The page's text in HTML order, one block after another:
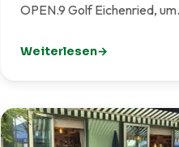
OPEN.9 Golf Eichenried,
Weiterlesen
: Golf-Schnupperkurs: